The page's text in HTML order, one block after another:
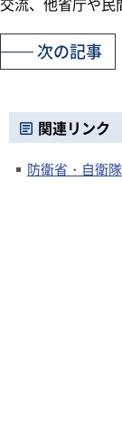
次の記事
関連リンク
防衛省・自衛